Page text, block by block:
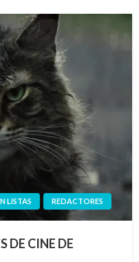
LISTAS REDACTORES
DE CINE DE